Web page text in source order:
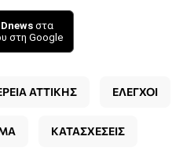
Dnews στα
στη Google
ΑΤΤΙΚΗΣ ΕΛΕΓΧΟΙ
ΚΑΤΑΣΧΕΣΕΙΣ